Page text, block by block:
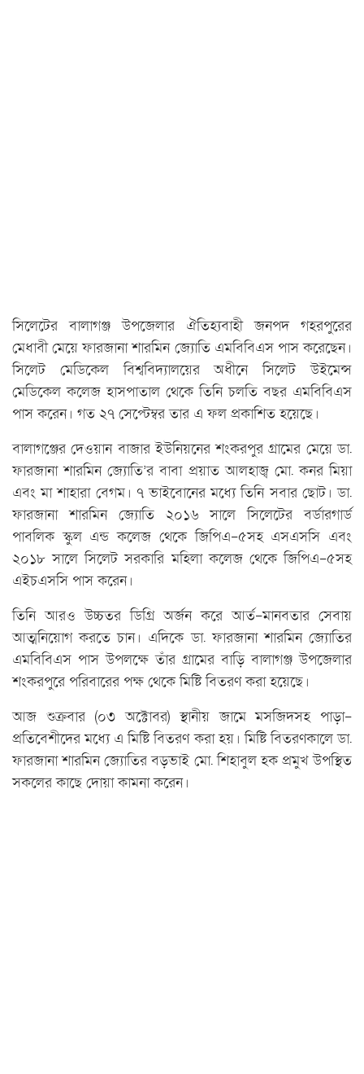
সিলেটের বালাগঞ্জ উপজেলার ঐতিহ্যবাহী জনপদ গহরপুরের
মেধাবী মেয়ে ফারজানা শারমিন জ্যোতি এমবিবিএস পাস করেছেন।
সিলেট মেডিকেল বিশ্ববিদ্যালয়ের অধীনে সিলেট উইমেন্স
মেডিকেল কলেজ হাসপাতাল থেকে তিনি চলতি বছর এমবিবিএস
পাস করেন। গত ২৭ সেপ্টেম্বর তার এ ফল প্রকাশিত হয়েছে।
বালাগঞ্জের দেওয়ান বাজার ইউনিয়নের শংকরপুর গ্রামের মেয়ে ডা.
ফারজানা শারমিন জ্যোতি’র বাবা প্রয়াত আলহাজ্ব মো. কনর মিয়া
এবং মা শাহারা বেগম। ৭ ভাইবোনের মধ্যে তিনি সবার ছোট। ডা.
ফারজানা শারমিন জ্যোতি ২০১৬ সালে সিলেটের বর্ডারগার্ড
পাবলিক স্কুল এন্ড কলেজ থেকে জিপিএ-৫সহ এসএসসি এবং
২০১৮ সালে সিলেট সরকারি মহিলা কলেজ থেকে জিপিএ-৫সহ
এইচএসসি পাস করেন।
তিনি আরও উচ্চতর ডিগ্রি অর্জন করে আর্ত-মানবতার সেবায়
আত্মনিয়োগ করতে চান। এদিকে ডা. ফারজানা শারমিন জ্যোতির
এমবিবিএস পাস উপলক্ষে তাঁর গ্রামের বাড়ি বালাগঞ্জ উপজেলার
শংকরপুরে পরিবারের পক্ষ থেকে মিষ্টি বিতরণ করা হয়েছে।
আজ শুক্রবার (০৩ অক্টোবর) স্থানীয় জামে মসজিদসহ পাড়া-
প্রতিবেশীদের মধ্যে এ মিষ্টি বিতরণ করা হয়। মিষ্টি বিতরণকালে ডা.
ফারজানা শারমিন জ্যোতির বড়ভাই মো. শিহাবুল হক প্রমুখ উপস্থিত
সকলের কাছে দোয়া কামনা করেন।